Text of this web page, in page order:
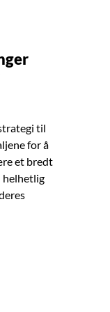
til
for å
et bredt
helhetlig